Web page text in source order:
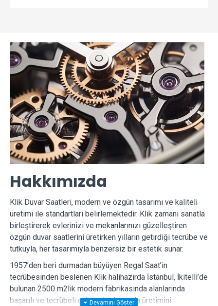
Hakkımızda
Klik Duvar Saatleri, modern ve özgün tasarımı ve kaliteli
üretimi ile standartları belirlemektedir. Klik zamanı sanatla
birleştirerek evlerinizi ve mekanlarınızı güzelleştiren
özgün duvar saatlerini üretirken yılların getirdiği tecrübe ve
tutkuyla, her tasarımıyla benzersiz bir estetik sunar.
1957’den beri durmadan büyüyen Regal Saat’in
tecrübesinden beslenen Klik halihazırda İstanbul, İkitelli’de
bulunan 2500 m2lik modern fabrikasında alanlarında
başarılı ve tecrübeli çalışan kadrosuyla üretimini